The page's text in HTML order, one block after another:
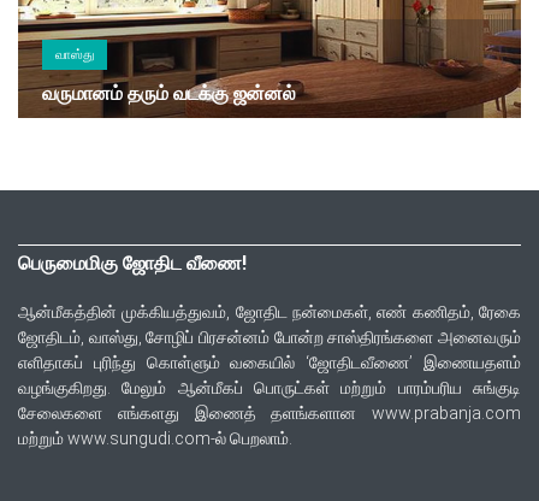
வாஸ்து
வருமானம் தரும் வடக்கு ஜன்னல்
பெருமைமிகு ஜோதிட வீணை!
ஆன்மீகத்தின் முக்கியத்துவம், ஜோதிட நன்மைகள், எண் கணிதம், ரேகை
ஜோதிடம், வாஸ்து, சோழிப் பிரசன்னம் போன்ற சாஸ்திரங்களை அனைவரும்
எளிதாகப் புரிந்து கொள்ளும் வகையில் ‘ஜோதிடவீணை’ இணையதளம்
வழங்குகிறது. மேலும் ஆன்மீகப் பொருட்கள் மற்றும் பாரம்பரிய சுங்குடி
சேலைகளை எங்களது இணைத் தளங்களான www.prabanja.com
மற்றும் www.sungudi.com-ல் பெறலாம்.